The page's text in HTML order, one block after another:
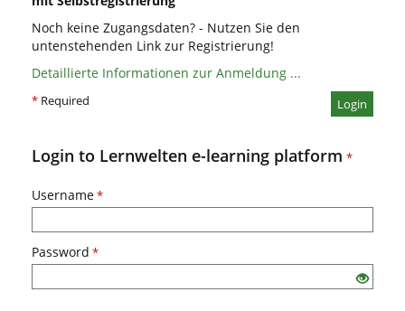
Noch keine Zugangsdaten? - Nutzen Sie den
untenstehenden Link zur Registrierung!
Detaillierte Informationen zur Anmeldung ...
Login
* Required
Login to Lernwelten e-learning platform *
Username*
Password *